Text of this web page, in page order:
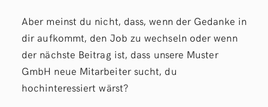
Aber meinst du nicht, dass, wenn der Gedanke in
dir aufkommt, den Job zu wechseln oder wenn
der nächste Beitrag ist, dass unsere Muster
GmbH neue Mitarbeiter sucht, du
hochinteressiert wärst?